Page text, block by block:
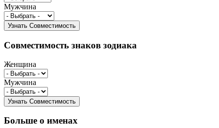
Мужчина
Совместимость знаков зодиака
Женщина
Мужчина
Больше о именах